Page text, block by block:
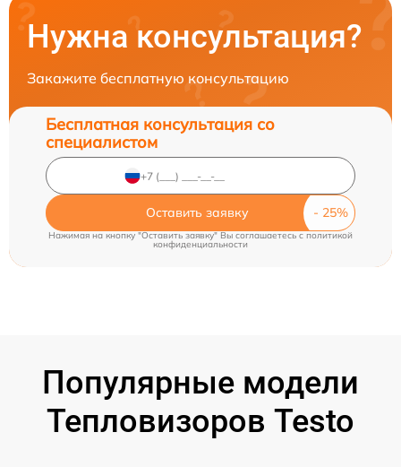
Нужна консультация?
Закажите бесплатную консультацию
Бесплатная консультация со
специалистом
Оставить заявку
Нажимая на кнопку "Оставить заявку" Вы соглашаетесь c политикой
конфиденциальности
Популярные модели
Тепловизоров Testo